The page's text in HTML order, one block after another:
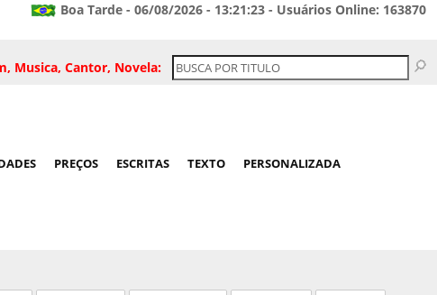
Boa Tarde - 06/08/2026 - 13:21:23 - Usuários Online: 163870
Musica, Cantor, Novela:
PREÇOS ESCRITAS TEXTO PERSONALIZADA